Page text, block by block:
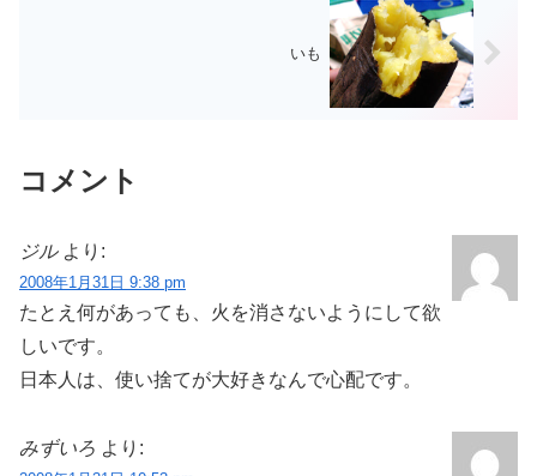
いも
コメント
ジル より:
2008年1月31日 9:38 pm
たとえ何があっても、火を消さないようにして欲
しいです。
日本人は、使い捨てが大好きなんで心配です。
みずいろ より: